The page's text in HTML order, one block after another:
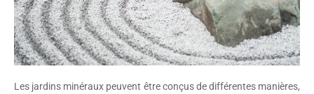
Les jardins minéraux peuvent être conçus de différentes manières,